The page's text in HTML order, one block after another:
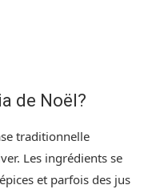
de Noël?
traditionnelle
Les ingrédients se
et parfois des jus